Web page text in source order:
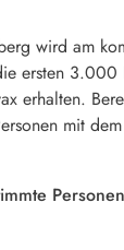
wird am
ersten 3.000
erhalten.
mit